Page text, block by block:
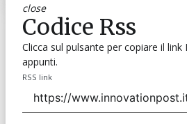
close
Codice Rss
Clicca sul pulsante per copiare il link
appunti.
RSS link